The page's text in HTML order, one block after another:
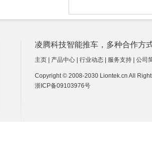
凌腾科技智能推车，多种合作方
主页 产品中心 行业动态 服务支持 公司
Copyright © 2008-2030 Liontek.cn All
浙ICP备09103976号